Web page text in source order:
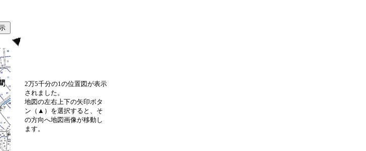
2万5千分の1の位置図が表示
されました。
地図の左右上下の矢印ボタ
ン（▲）を選択すると、そ
の方向へ地図画像が移動し
ます。